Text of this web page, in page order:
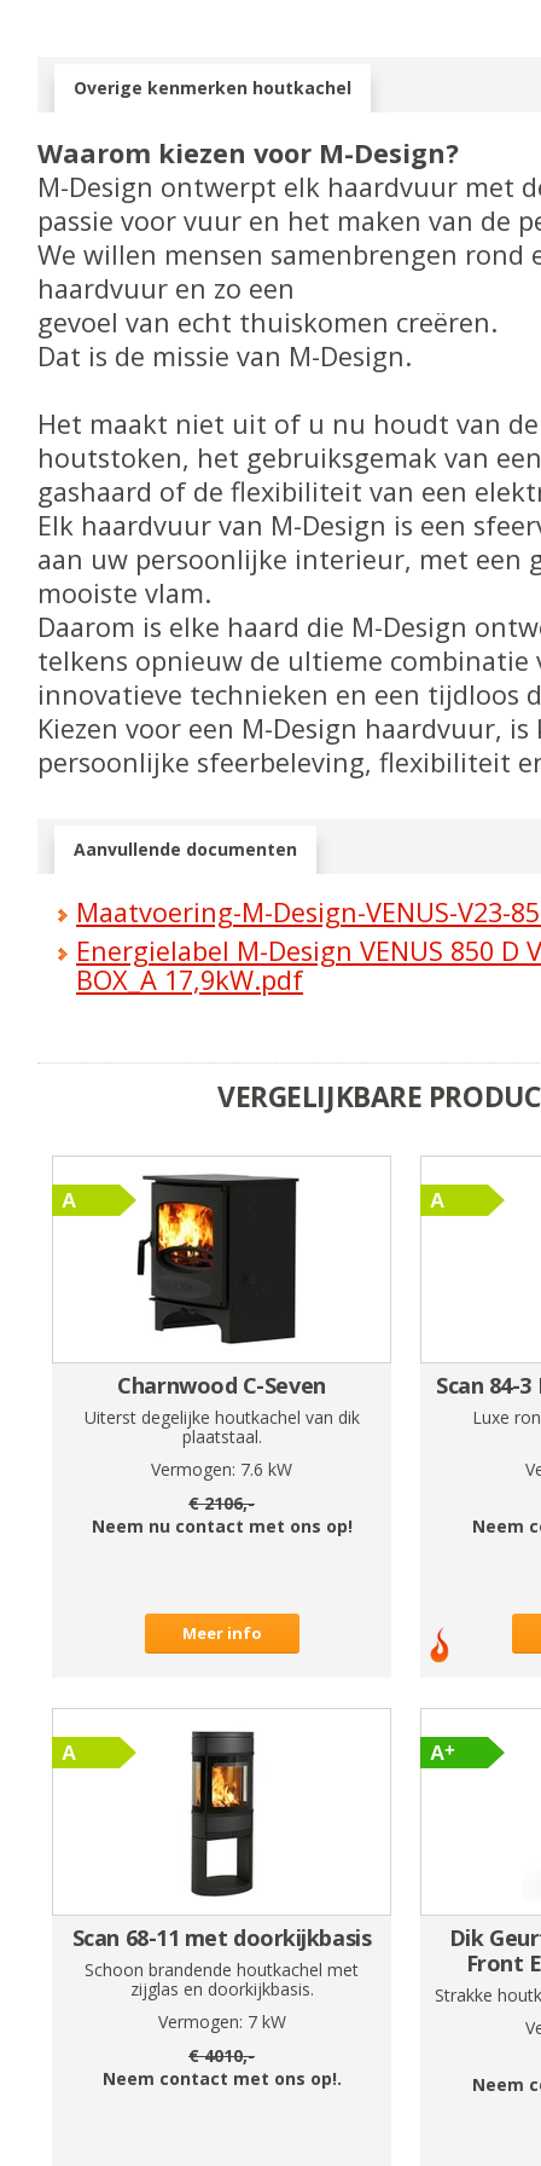
Overige kenmerken houtkachel
Waarom kiezen voor M-Design?
M-Design ontwerpt elk haardvuur met
passie voor vuur en het maken van de
We willen mensen samenbrengen rond
haardvuur en zo een
gevoel van echt thuiskomen creëren.
Dat is de missie van M-Design.
Het maakt niet uit of u nu houdt van
houtstoken, het gebruiksgemak van
gashaard of de flexibiliteit van een
Elk haardvuur van M-Design is een
aan uw persoonlijke interieur, met een
mooiste vlam.
Daarom is elke haard die M-Design
telkens opnieuw de ultieme combinatie
innovatieve technieken en een tijdloos
Kiezen voor een M-Design haardvuur, is
persoonlijke sfeerbeleving, flexibiliteit
Aanvullende documenten
Maatvoering-M-Design-VENUS-V23-
Energielabel M-Design VENUS 850 D
BOX_A 17,9kW.pdf
VERGELIJKBARE
Charnwood C-Seven
Uiterst degelijke houtkachel van dik
plaatstaal.
Vermogen: 7.6 kW
€2106,-
Neem nu contact met ons op!
Meer info
Scan 84-
Luxe
Neem
Scan 68-11 met doorkijkbasis
Schoon brandende houtkachel met
zijglas en doorkijkbasis.
Vermogen: 7kW
€4010,-
Neem contact met ons op!.
Dik
Front
Strakke
Neem